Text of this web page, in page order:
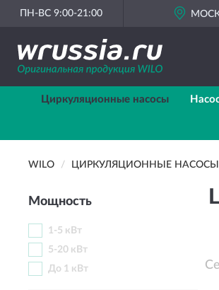
ПН-ВС 9:00-21:00
Циркуляционные насосы
WILO ЦИРКУЛЯЦИОННЫЕ НАСОСЫ
Мощность
1-5 кВт
5-20 кВт
До 1 кВт